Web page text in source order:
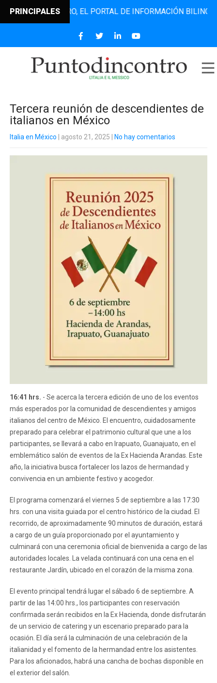
PRINCIPALESEL PORTAL DE INFORMACIÓN BILINGÜE
Tercera reunión de descendientes de
italianos en México
Italia en México | agosto 21, 2025 No hay comentarios
16:41 hrs. - Se acerca la tercera edición de uno de los eventos
más esperados por la comunidad de descendientes y amigos
italianos del centro de México. El encuentro, cuidadosamente
preparado para celebrar el patrimonio cultural que une a los
participantes, se llevará a cabo en Irapuato, Guanajuato, en el
emblemático salón de eventos de la Ex Hacienda Arandas. Este
año, la iniciativa busca fortalecer los lazos de hermandad y
convivencia en un ambiente festivo y acogedor.
El programa comenzará el viernes 5 de septiembre a las 17:30
hrs. con una visita guiada por el centro histórico de la ciudad. El
recorrido, de aproximadamente 90 minutos de duración, estará
a cargo de un guía proporcionado por el ayuntamiento y
culminará con una ceremonia oficial de bienvenida a cargo de las
autoridades locales. La velada continuará con una cena en el
restaurante Jardín, ubicado en el corazón de la misma zona.
El evento principal tendrá lugar el sábado 6 de septiembre. A
partir de las 14:00 hrs., los participantes con reservación
confirmada serán recibidos en la Ex Hacienda, donde disfrutarán
de un servicio de catering y un escenario preparado para la
ocasión. El día será la culminación de una celebración de la
italianidad y el fomento de la hermandad entre los asistentes.
Para los aficionados, habrá una cancha de bochas disponible en
el exterior del salón.